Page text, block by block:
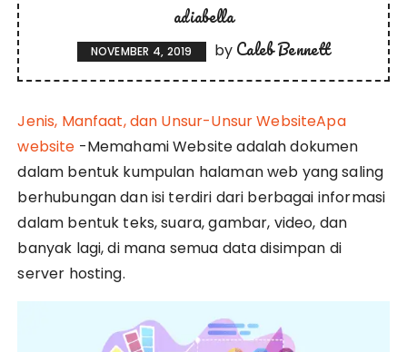
adiabella
NOVEMBER 4, 2019 by Caleb Bennett
Jenis, Manfaat, dan Unsur-Unsur WebsiteApa
website -Memahami Website adalah dokumen
dalam bentuk kumpulan halaman web yang saling
berhubungan dan isi terdiri dari berbagai informasi
dalam bentuk teks, suara, gambar, video, dan
banyak lagi, di mana semua data disimpan di
server hosting.